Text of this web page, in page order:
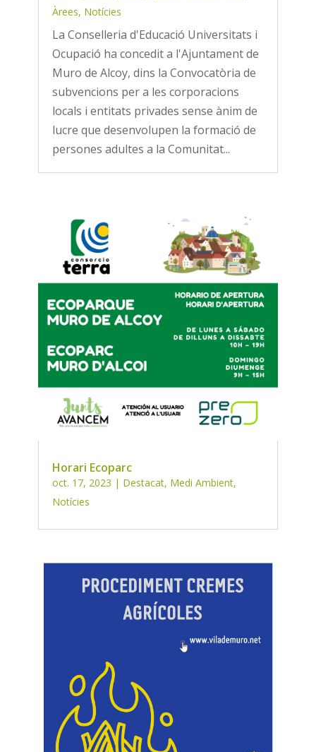
Àrees, Notícies
La Conselleria d'Educació Universitats i
Ocupació ha concedit a l'Ajuntament de
Muro de Alcoy, dins la Convocatòria de
subvencions per a les corporacions
locals i entitats privades sense ànim de
lucre que desenvolupen la formació de
persones adultes a la Comunitat...
Horari Ecoparc
oct. 17, 2023 | Destacat, Medi Ambient,
Notícies